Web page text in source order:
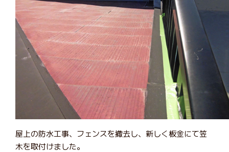
屋上の防水工事、フェンスを撤去し、新しく板金にて笠
木を取付けました。